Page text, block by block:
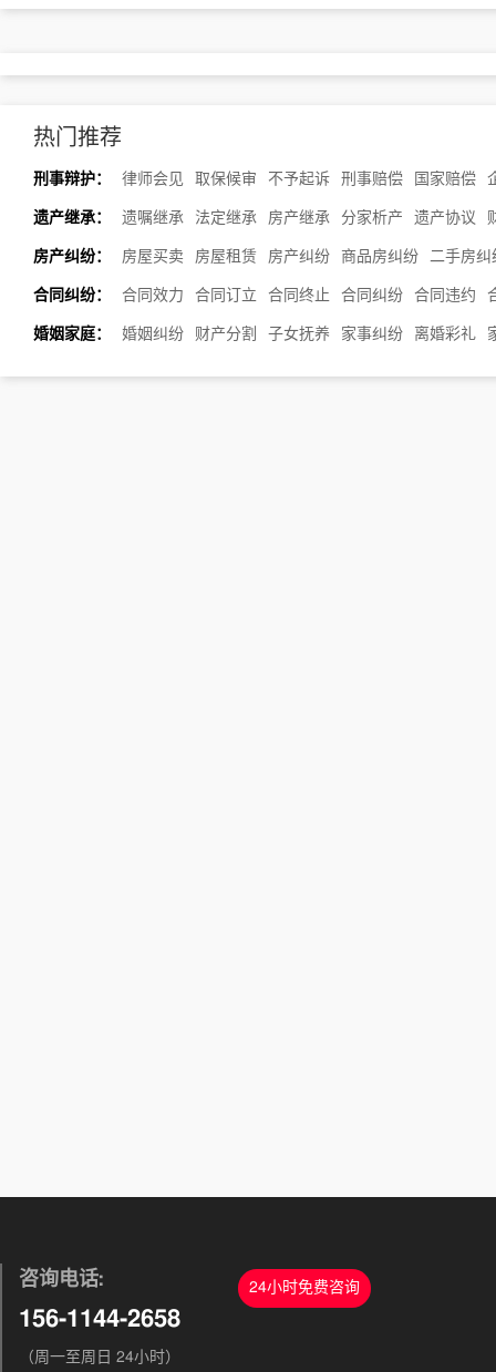
热门推荐
刑事辩护： 律师会见 取保候审 不予起诉 刑事赔偿 国家赔偿
遗产继承： 遗嘱继承 法定继承 房产继承 分家析产 遗产协议
房产纠纷： 房屋买卖 房屋租赁 房产纠纷 商品房纠纷 二手房纠
合同纠纷： 合同效力 合同订立 合同终止 合同纠纷 合同违约
婚姻家庭： 婚姻纠纷 财产分割 子女抚养 家事纠纷 离婚彩礼
咨询电话:
156-1144-2658
（周一至周日 24小时）
24小时免费咨询